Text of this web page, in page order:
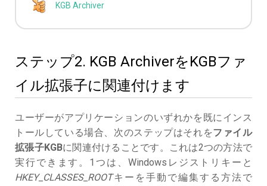
KGB Archiver
ステップ2. KGB ArchiverをKGBファ
イル拡張子に関連付けます
ユーザーがアプリケーションのいずれかを既にインス
トールしている場合、次のステップはそれをファイル
拡張子KGBに関連付けることです。これは2つの方法で
実行できます。1つは、Windowsレジストリキーと
HKEY_CLASSES_ROOTキーを手動で編集する方法で